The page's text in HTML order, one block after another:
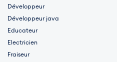
Développeur
Développeur java
Educateur
Electricien
Fraiseur